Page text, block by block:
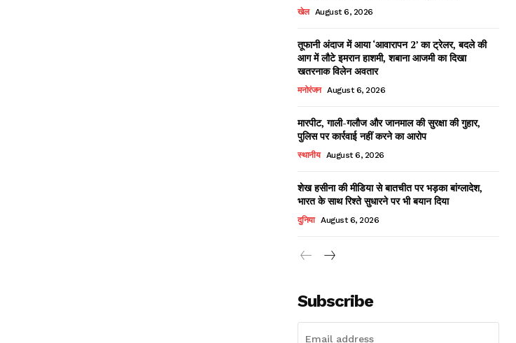
खेल August 6, 2026
तूफानी अंदाज में आया ‘आवारापन 2’ का ट्रेलर, बदले की
आग में लौटे इमरान हाशमी, शबाना आजमी का दिखा
खतरनाक विलेन अवतार
मनोरंजन August 6, 2026
मारपीट, गाली-गलौज और जानमाल की सुरक्षा की गुहार,
पुलिस पर कार्रवाई नहीं करने का आरोप
स्थानीय August 6, 2026
शेख हसीना की मीडिया से बातचीत पर भड़का बांग्लादेश,
भारत के साथ रिश्ते सुधारने पर भी बयान दिया
दुनिया August 6, 2026
Subscribe